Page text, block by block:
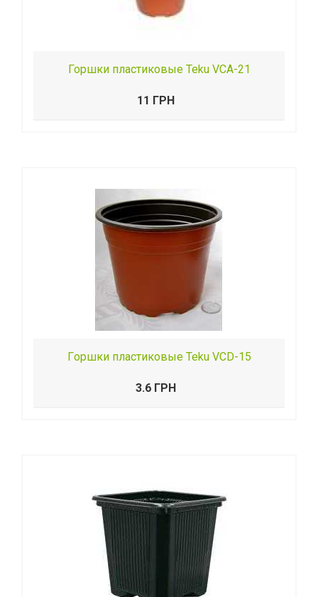
Горшки пластиковые Teku VСA-21
11 ГРН
Гopшки пластиковые Teku VCD-15
3.6 ГРН